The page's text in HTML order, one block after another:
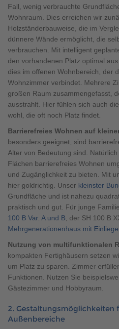
Fall, wenig verbrauchte
Wohnraum. Dies erreichen wir
Holzständerbauweise, die im
dünnere Wände ermöglicht, die
verbrauchen. Mit intelligent
den vorhandenen Platz optimal
dies im offenen Wohnbereich, der
Wohnzimmer verbindet. Mehrere
großen Raum zusammengefasst,
ausstrahlt. Hier fühlen sich auch
wohl, die oft noch Platz findet.
Barrierefreies Wohnen auf
besonders geeignet, sind
Alter von Bedeutung sind.
Flächen barrierefreies Wohnen
und Zugänglichkeit zu bieten. Mit
hier goldrichtig. Unser kleinster
Grundfläche und ist nahezu
praktisch und gut. Für junge
100 B Var. A und B , der SH 100 B
Mehrgenerationenhaus mit
Nutzung von multifunktionalen
kompakten Fertighäusern setzen
um Platz zu sparen. Zimmer
Funktionen. Nutzen Sie
Gästezimmer und Hobbyraum.
2. Gestaltungsmöglichkeiten
Außenbereiche